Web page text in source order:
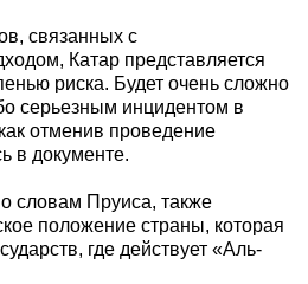
связанных с
Катар представляется
риска. Будет очень сложно
серьезным инцидентом в
отменив проведение
в документе.
словам Пруиса, также
положение страны, которая
где действует «Аль-